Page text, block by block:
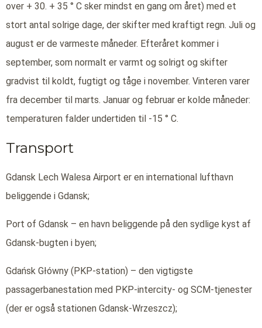
over + 30. + 35 ° C sker mindst en gang om året) med et
stort antal solrige dage, der skifter med kraftigt regn. Juli og
august er de varmeste måneder. Efteråret kommer i
september, som normalt er varmt og solrigt og skifter
gradvist til koldt, fugtigt og tåge i november. Vinteren varer
fra december til marts. Januar og februar er kolde måneder:
temperaturen falder undertiden til -15 ° C.
Transport
Gdansk Lech Walesa Airport er en international lufthavn
beliggende i Gdansk;
Port of Gdansk – en havn beliggende på den sydlige kyst af
Gdansk-bugten i byen;
Gdańsk Główny (PKP-station) – den vigtigste
passagerbanestation med PKP-intercity- og SCM-tjenester
(der er også stationen Gdansk-Wrzeszcz);